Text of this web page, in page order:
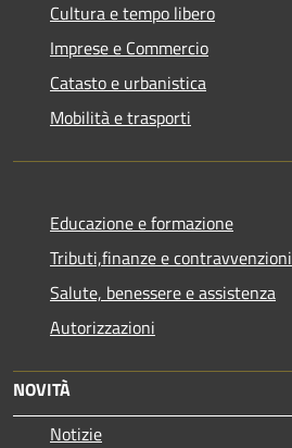
Cultura e tempo libero
Imprese e Commercio
Catasto e urbanistica
Mobilità e trasporti
Educazione e formazione
Tributi,finanze e contravvenzioni
Salute, benessere e assistenza
Autorizzazioni
NOVITÀ
Notizie